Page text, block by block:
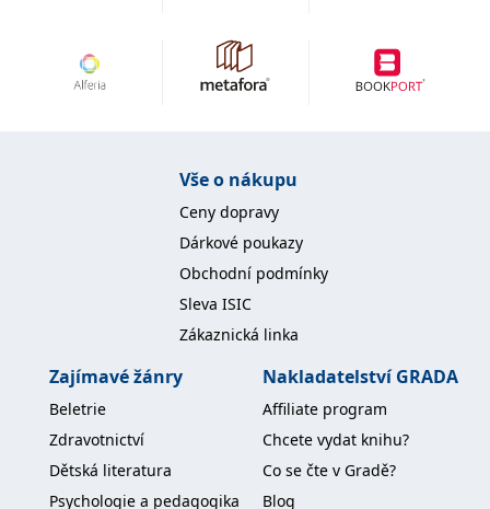
Vše o nákupu
Ceny dopravy
Dárkové poukazy
Obchodní podmínky
Sleva ISIC
Zákaznická linka
Zajímavé žánry
Beletrie
Zdravotnictví
Dětská literatura
Psychologie a pedagogika
Nakladatelství GRADA
Affiliate program
Chcete vydat knihu?
Co se čte v Gradě?
Blog